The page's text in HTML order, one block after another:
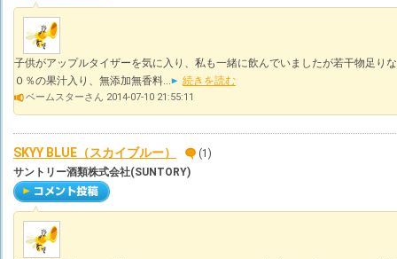
子供がアップルタイザーを気に入り、私も一緒に飲んでいましたが若干物足り
０％の果汁入り、無添加無香料...
続きを読む
ベームスターさん 2014-07-10 21:55:11
SKYY BLUE（スカイブルー）
(1)
サントリー酒類株式会社(SUNTORY)